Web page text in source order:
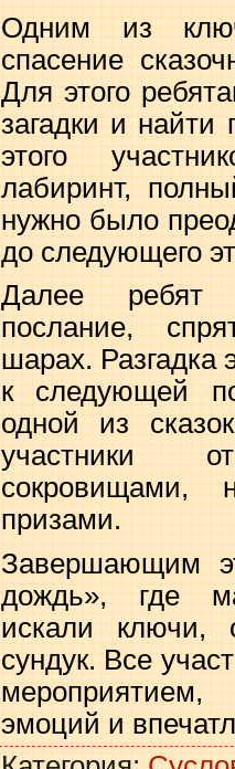
Одним из
спасение
Для этого
загадки и
этого
лабиринт,
нужно было
до следующего
Далее ребят
послание,
шарах. Разгадка
к следующей
одной из
участники
сокровищами,
призами.
Завершающим
дождь», где
искали ключи,
сундук. Все
эмоций и